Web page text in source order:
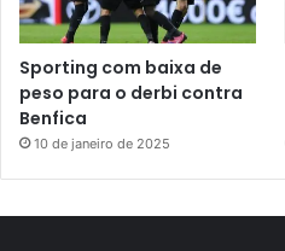
Sporting com baixa de
peso para o derbi contra
Benfica
10 de janeiro de 2025